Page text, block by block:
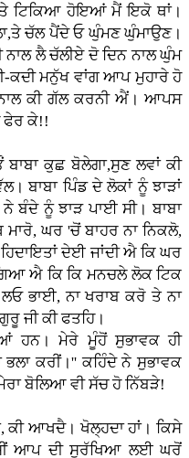
ਟਿਕਿਆ ਹੋਇਆਂ ਮੈਂ ਇਕੋ ਥਾਂ।
ਚੱਲ ਪੈਂਦੇ ਓ ਘੁੰਮਣ ਘੁੰਮਾਉਣ।
ਲੈ ਚੱਲੀਏ ਦੋ ਦਿਨ ਨਾਲ ਘੁੰਮ
ਕਦੀ ਮਨੁੱਖ ਵਾਂਗ ਆਪ ਮੁਹਾਰੇ ਹੋ
ਕੀ ਗੱਲ ਕਰਨੀ ਐਂ। ਆਪਸ
ਫੇਰ ਕੇ!!
ਕੁਛ ਬੋਲੇਗਾ,ਸੁਣ ਲਵਾਂ ਕੀ
ਬਾਬਾ ਪਿੰਡ ਦੇ ਲੋਕਾਂ ਨੂੰ ਝਾੜਾਂ
ਬੰਦੇ ਨੂੰ ਝਾੜ ਪਾਈ ਸੀ। ਬਾਬਾ
ਘਰ 'ਚੋਂ ਬਾਹਰ ਨਾ ਨਿਕਲੋ,
ਦੇਈ ਜਾਂਦੀ ਐ ਕਿ ਘਰ
ਐ ਕਿ ਕਿ ਮਨਚਲੇ ਲੋਕ ਟਿਕ
ਭਾਈ, ਨਾ ਖਰਾਬ ਕਰੋ ਤੇ ਨਾ
ਜੀ ਕੀ ਫਤਹਿ।
ਹਨ। ਮੇਰੇ ਮੂੰਹੋਂ ਸੁਭਾਵਕ ਹੀ
ਕਰੀਂ।'' ਕਹਿੰਦੇ ਨੇ ਸੁਭਾਵਕ
ਬੋਲਿਆ ਵੀ ਸੱਚ ਹੋ ਨਿੱਬੜੇ!
ਆਖਦੈ। ਖੋਲ੍ਹਦਾ ਹਾਂ। ਕਿਸੇ
ਆਪ ਦੀ ਸੁਰੱਖਿਆ ਲਈ ਘਰੋਂ